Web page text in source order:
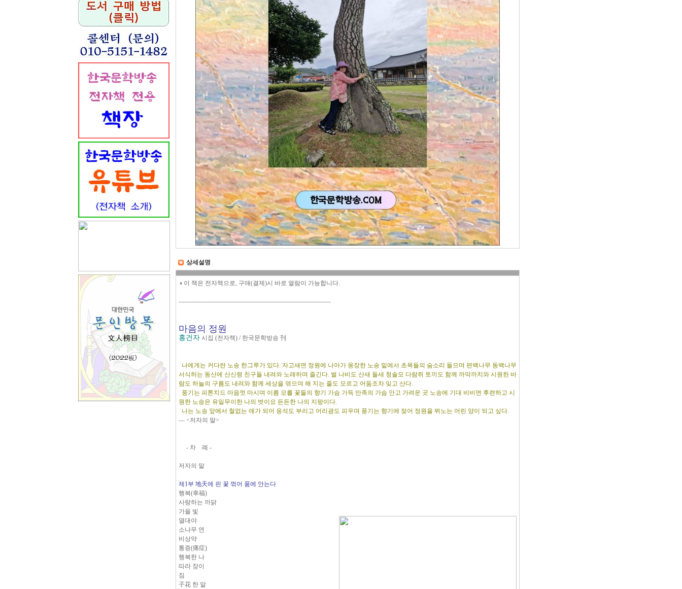
상세설명
◑ 이 책은 전자책으로, 구매(결제)시 바로 열람이 가능합니다.
---------------------------------------------------------------------------
마음의 정원
홍건자 시집 (전자책) / 한국문학방송 刊
나에게는 커다란 노송 한그루가 있다. 자고새면 정원에 나아가 웅장한 노송 밑에서 초목들의 숨소리 들으며 편백나무 동백나무
서식하는 동산에 산신령 친구들 내려와 노래하며 즐긴다. 벌 나비도 산새 들새 청솔모 다람쥐 토끼도 함께 까막까치와 시원한 바
람도 하늘의 구름도 내려와 함께 세상을 엮으며 해 지는 줄도 모르고 어둠조차 잊고 산다.
풍기는 피톤치드 마음껏 마시며 이름 모를 꽃들의 향기 가슴 가득 만족의 가슴 안고 가려운 곳 노송에 기대 비비면 후련하고 시
원한 노송은 유일무이한 나의 벗이요 든든한 나의 지팡이다.
나는 노송 앞에서 철없는 애가 되어 응석도 부리고 어리광도 피우며 풍기는 향기에 젖어 정원을 뛰노는 어린 양이 되고 싶다.
― <저자의 말>
- 차 례 -
저자의 말
제1부 地天에 핀 꽃 꺾어 품에 안는다
행복(幸福)
사랑하는 까닭
가을 빛
열대야
소나무 연
비상약
통증(痛症)
행복한 나
따라 장이
짐
子花 한 알